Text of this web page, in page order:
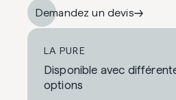
Demandez un devis
LA PURE
Disponible avec
options